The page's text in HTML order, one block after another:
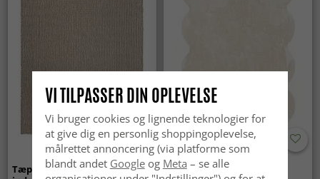
Tæpper til
Bølget ryatæppe - Aranga
VI TILPASSER DIN OPLEVELSE
Vi bruger cookies og lignende teknologier for
at give dig en personlig shoppingoplevelse,
målrettet annoncering (via platforme som
blandt andet Googleog Meta – se alle